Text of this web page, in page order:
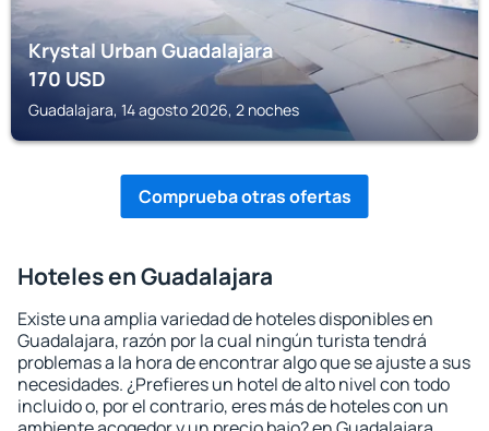
Krystal Urban Guadalajara
170USD
Guadalajara, 14 agosto 2026, 2 noches
Comprueba otras ofertas
Hoteles en Guadalajara
Existe una amplia variedad de hoteles disponibles en
Guadalajara, razón por la cual ningún turista tendrá
problemas a la hora de encontrar algo que se ajuste a sus
necesidades. ¿Prefieres un hotel de alto nivel con todo
incluido o, por el contrario, eres más de hoteles con un